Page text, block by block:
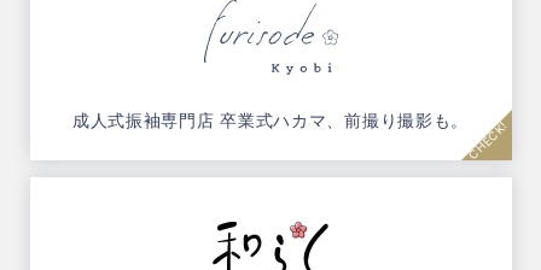
成人式振袖専門店 卒業式ハカマ、前撮り撮影も。